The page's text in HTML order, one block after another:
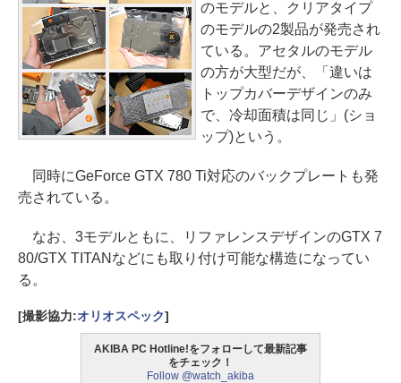
のモデルと、クリアタイプ
のモデルの2製品が発売され
ている。アセタルのモデル
の方が大型だが、「違いは
トップカバーデザインのみ
で、冷却面積は同じ」(ショ
ップ)という。
同時にGeForce GTX 780 Ti対応のバックプレートも発
売されている。
なお、3モデルともに、リファレンスデザインのGTX 7
80/GTX TITANなどにも取り付け可能な構造になってい
る。
[撮影協力:オリオスペック]
AKIBA PC Hotline!をフォローして最新記事
をチェック！
Follow @watch_akiba